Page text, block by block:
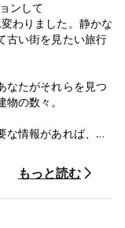
ンして
わりました。静かな
古い街を見たい旅行
なたがそれらを見つ
の数々。
な情報があれば、ご
Wi-Fiと朝食をお楽
るのを楽しみにし
もっと読む